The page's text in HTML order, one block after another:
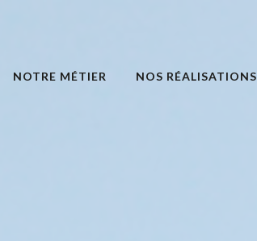
NOTRE MÉTIER NOS RÉALISATIONS